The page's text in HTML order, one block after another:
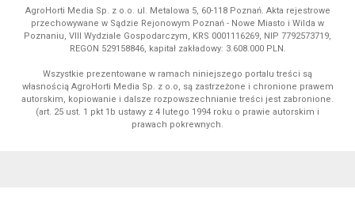
AgroHorti Media Sp. z o.o. ul. Metalowa 5, 60-118 Poznań. Akta rejestrowe
przechowywane w Sądzie Rejonowym Poznań - Nowe Miasto i Wilda w
Poznaniu, VIII Wydziale Gospodarczym, KRS 0001116269, NIP 7792573719,
REGON 529158846, kapitał zakładowy: 3.608.000 PLN.
Wszystkie prezentowane w ramach niniejszego portalu treści są
własnością AgroHorti Media Sp. z o.o, są zastrzeżone i chronione prawem
autorskim, kopiowanie i dalsze rozpowszechnianie treści jest zabronione.
(art. 25 ust. 1 pkt 1b ustawy z 4 lutego 1994 roku o prawie autorskim i
prawach pokrewnych.